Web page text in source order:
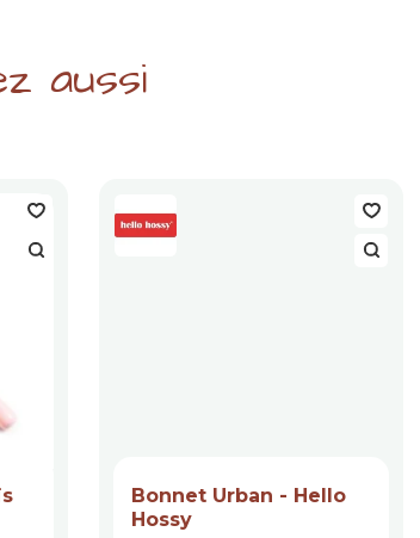
aussi
Bonnet Urban - Hello
Hossy